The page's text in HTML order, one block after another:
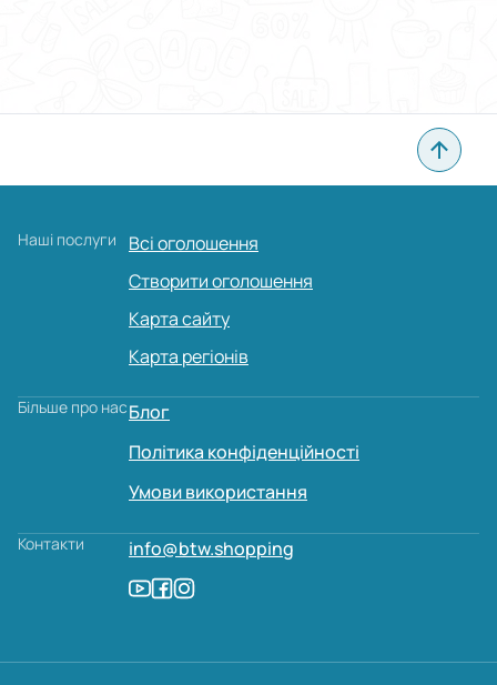
Наші послуги
Всі оголошення
Створити оголошення
Карта сайту
Карта регіонів
Більше про насБлог
Політика конфіденційності
Умови використання
Контакти info@btw.shopping